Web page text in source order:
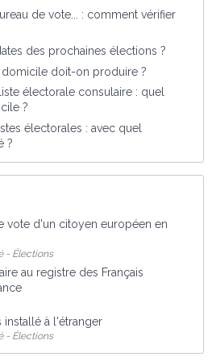
de vote... : comment vérifier
des prochaines élections ?
domicile doit-on produire ?
électorale consulaire : quel
?
électorales : avec quel
?
vote d'un citoyen européen en
- Élections
au registre des Français
installé à l'étranger
- Élections